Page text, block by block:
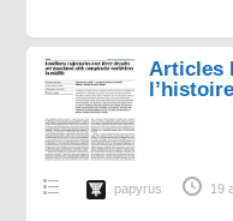
Articles
l’histoire
papyrus 19